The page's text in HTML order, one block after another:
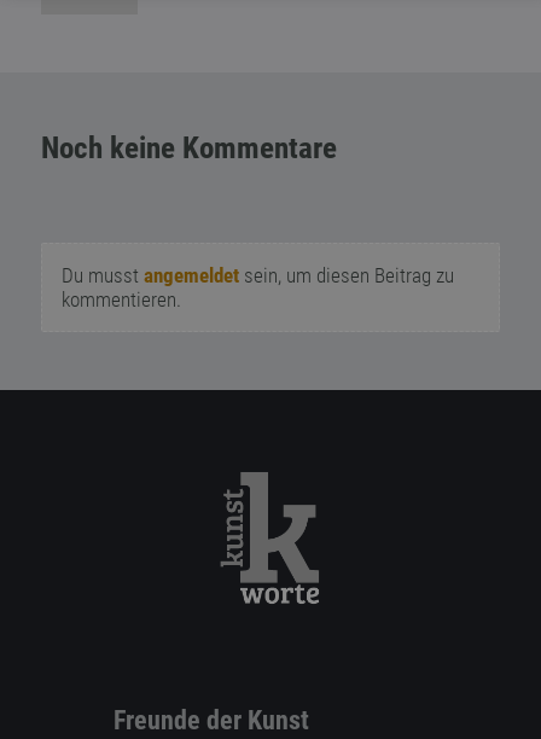
Noch keine Kommentare
Du musst angemeldetsein, um diesen Beitrag zu
kommentieren.
Freunde der Kunst